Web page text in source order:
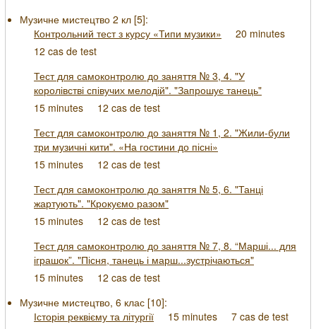
Музичне мистецтво 2 кл [5]:
Контрольний тест з курсу «Типи музики»
20 minutes
12 cas de test
Тест для самоконтролю до заняття № 3, 4. "У
королівстві співучих мелодій". "Запрошує танець"
15 minutes
12 cas de test
Тест для самоконтролю до заняття № 1, 2. "Жили-були
три музичні кити". «На гостини до пісні»
15 minutes
12 cas de test
Тест для самоконтролю до заняття № 5, 6. "Танці
жартують". "Крокуємо разом"
15 minutes
12 cas de test
Тест для самоконтролю до заняття № 7, 8. “Марші... для
іграшок”. "Пісня, танець і марш...зустрічаються"
15 minutes
12 cas de test
Музичне мистецтво, 6 клас [10]:
Історія реквієму та літургії
15 minutes
7 cas de test